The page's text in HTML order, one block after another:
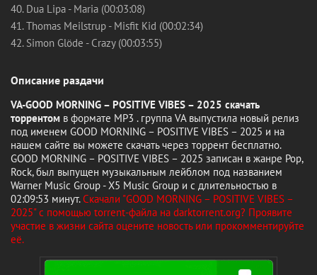
40. Dua Lipa - Maria (00:03:08)
41. Thomas Meilstrup - Misfit Kid (00:02:34)
42. Simon Glöde - Crazy (00:03:55)
Описание раздачи
VA-GOOD MORNING – POSITIVE VIBES – 2025 скачать
торрентом в формате MP3 . группа VA выпустила новый релиз
под именем GOOD MORNING – POSITIVE VIBES – 2025 и на
нашем сайте вы можете скачать через торрент бесплатно.
GOOD MORNING – POSITIVE VIBES – 2025 записан в жанре Pop,
Rock, был выпущен музыкальным лейблом под названием
Warner Music Group - X5 Music Group и с длительностью в
02:09:53 минут.Скачали "GOOD MORNING – POSITIVE VIBES –
2025" с помощью torrent-файла на darktorrent.org? Проявите
участие в жизни сайта оцените новость или прокомментируйте
её.